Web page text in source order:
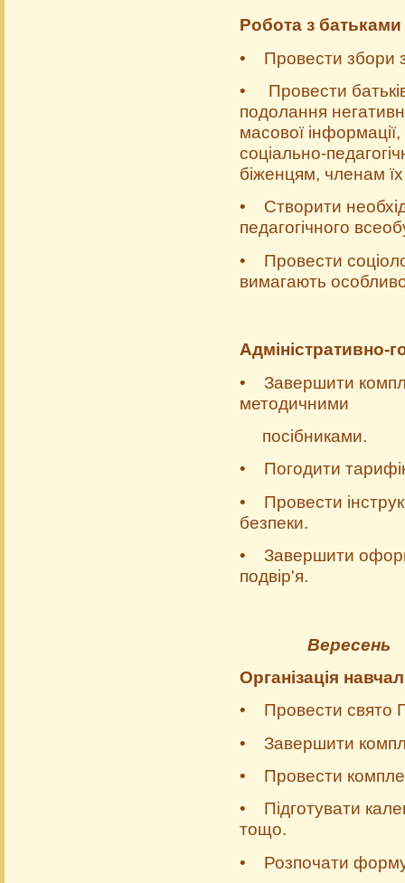
Робота з
• Провести збори
• Провести
подолання
масової
соціально-
біженцям, членам
• Створити
педагогічного
• Провести
вимагають
Адміністративно-
• Завершити
методичними
посібниками.
• Погодити
• Провести
безпеки.
• Завершити
подвір'я.
Вересень
Організація
• Провести свято
• Завершити
• Провести
• Підготувати
тощо.
• Розпочати